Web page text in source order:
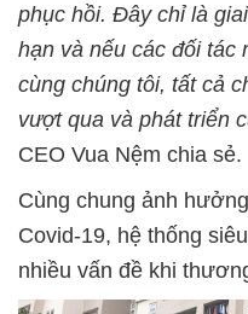
phục hồi. Đây chỉ là
hạn và nếu các đối tác
cùng chúng tôi, tất cả
vượt qua và phát triển
CEO Vua Nệm chia sẻ.
Cùng chung ảnh
Covid-19, hệ thống
nhiều vấn đề khi